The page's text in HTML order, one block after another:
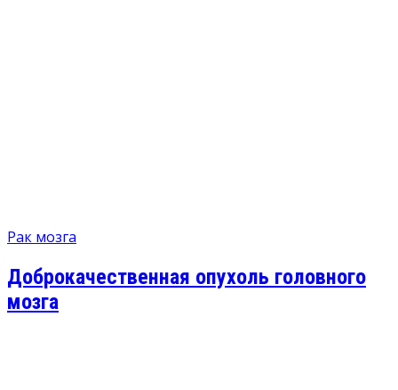
Рак мозга
Доброкачественная опухоль головного
мозга